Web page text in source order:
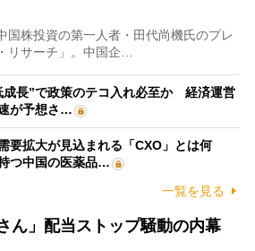
株投資の第一人者・田代尚機氏のプレ
リサーチ」。中国企…
成長”で政策のテコ入れ必至か 経済運営
が予想さ…
要拡大が見込まれる「CXO」とは何
つ中国の医薬品…
一覧を見る
ん」配当ストップ騒動の内幕